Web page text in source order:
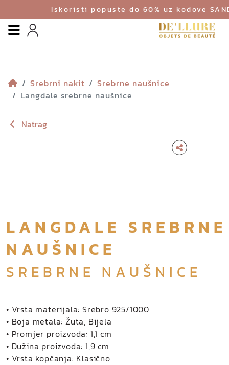
Iskoristi popuste do 60% uz kodove
Izbornik
Profil
Srebrni nakit
Srebrne naušnice
Langdale srebrne naušnice
Natrag
LANGDALE SREBRNE
NAUŠNICE
SREBRNE NAUŠNICE
• Vrsta materijala: Srebro 925/1000
• Boja metala: Žuta, Bijela
• Promjer proizvoda: 1,1 cm
• Dužina proizvoda: 1,9 cm
• Vrsta kopčanja: Klasično